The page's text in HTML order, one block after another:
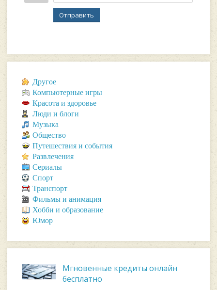
Отправить
Другое
Компьютерные игры
Красота и здоровье
Люди и блоги
Музыка
Общество
Путешествия и события
Развлечения
Сериалы
Спорт
Транспорт
Фильмы и анимация
Хобби и образование
Юмор
Мгновенные кредиты онлайн
бесплатно